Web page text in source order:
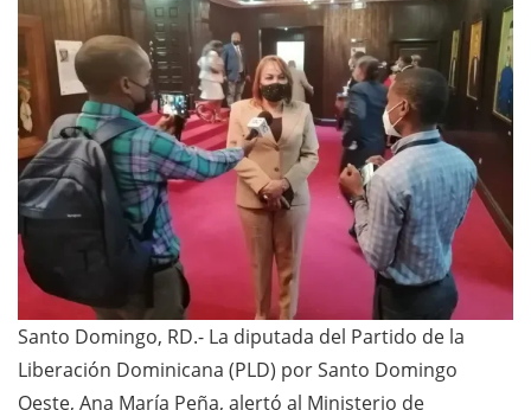
Santo Domingo, RD.- La diputada del Partido de la
Liberación Dominicana (PLD) por Santo Domingo
Oeste, Ana María Peña, alertó al Ministerio de